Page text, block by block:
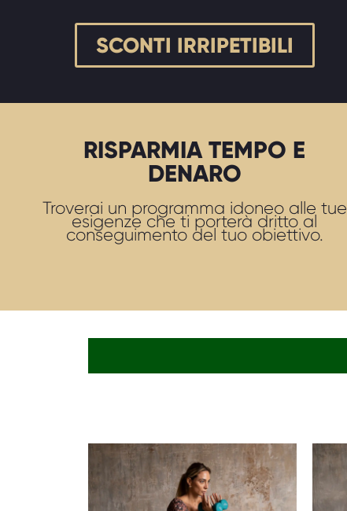
SCONTI IRRIPETIBILI
RISPARMIA TEMPO E
DENARO
Troverai un programma idoneo alle tue
esigenze che ti porterà dritto al
conseguimento del tuo obiettivo.